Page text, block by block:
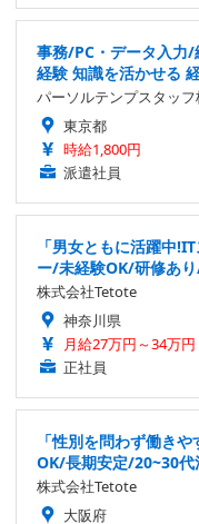
事務/PC・データ入力
経験 知識を活かせる
パーソルテンプスタッ
東京都
時給1,800円
派遣社員
「男女ともに活躍中
ー/未経験OK/研修あ
株式会社Tetote
神奈川県
月給27万円～34万円
正社員
「性別を問わず働き
OK/長期安定/20~30代
株式会社Tetote
大阪府